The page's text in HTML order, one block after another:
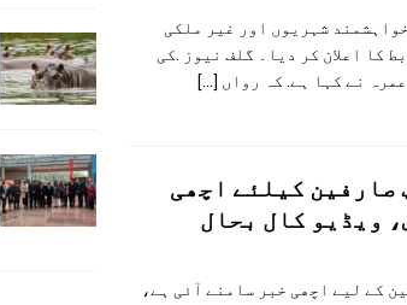
شہریوں اور غیر ملکی
کا اعلان کر دیا۔ گلف نیوز .کی
نے کہا ہے. کہ رواں […]
صارفین کیلئے اچھی
کے لیے اچھی خبر سامنے آئی ہے،